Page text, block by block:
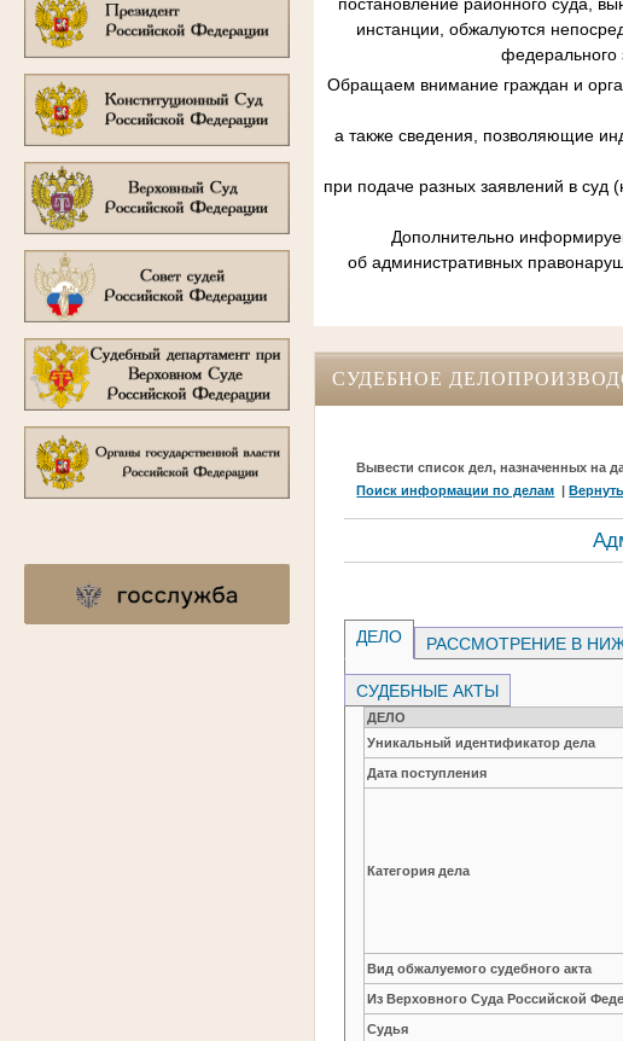
постановление районного суда,
инстанции, обжалуются
федерального
Обращаем внимание граждан и
а также сведения, позволяющие
при подаче разных заявлений в суд
Дополнительно
об административных
СУДЕБНОЕ
Вывести список дел, назначенных на
Поиск информации по делам |
ДЕЛО РАССМОТРЕНИЕ В
СУДЕБНЫЕ АКТЫ
ДЕЛО
Уникальный идентификатор дела
Дата поступления
Категория дела
Вид обжалуемого судебного акта
Из Верховного Суда Российской
Судья